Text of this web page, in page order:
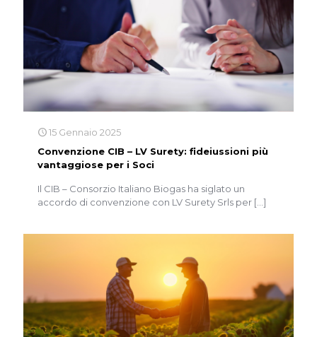
15 Gennaio 2025
Convenzione CIB – LV Surety: fideiussioni più
vantaggiose per i Soci
Il CIB – Consorzio Italiano Biogas ha siglato un
accordo di convenzione con LV Surety Srls per […]